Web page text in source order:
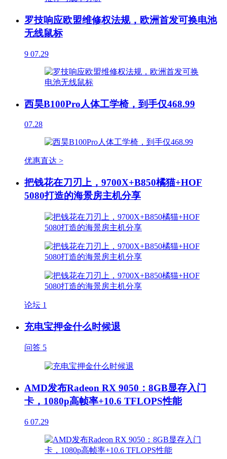
罗技响应欧盟维修权法规，欧洲首发可换电池
无线鼠标
9 07.29
西昊B100Pro人体工学椅，到手仅468.99
07.28
优惠直达 >
把钱花在刀刃上，9700X+B850橘猫+HOF
5080打造的海景房主机分享
论坛 1
充电宝押金什么时候退
问答 5
AMD发布Radeon RX 9050：8GB显存入门
卡，1080p高帧率+10.6 TFLOPS性能
6 07.29